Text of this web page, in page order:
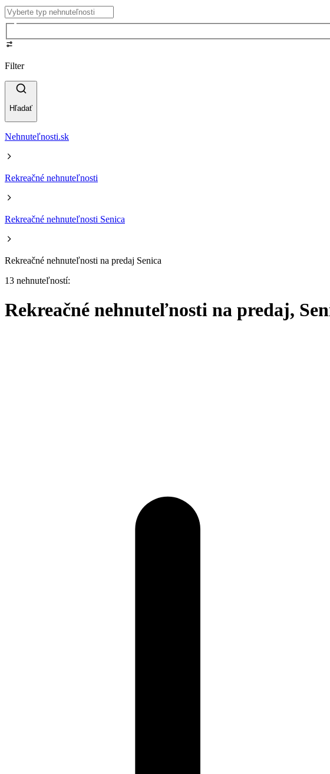
Filter
Hľadať
Nehnuteľnosti.sk
Rekreačné nehnuteľnosti
Rekreačné nehnuteľnosti Senica
Rekreačné nehnuteľnosti na predaj Senica
13 nehnuteľností:
Rekreačné nehnuteľnosti na predaj,